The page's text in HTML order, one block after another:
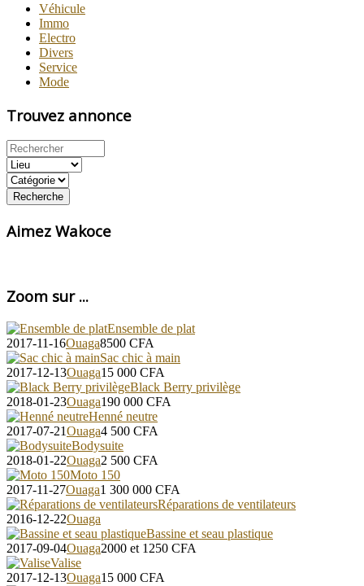
Véhicule
Immo
Electro
Divers
Service
Mode
Trouvez annonce
Recherche
Aimez Wakoce
Zoom sur ...
Ensemble de plat
2017-11-16Ouaga8500 CFA
Sac chic à main
2017-12-13Ouaga15 000 CFA
Black Berry privilège
2018-01-23Ouaga190 000 CFA
Henné neutre
2017-07-21Ouaga4 500 CFA
Bodysuite
2018-01-22Ouaga2 500 CFA
Moto 150
2017-11-27Ouaga1 300 000 CFA
Réparations de ventilateurs
2016-12-22Ouaga
Bassine et seau plastique
2017-09-04Ouaga2000 et 1250 CFA
Valise
2017-12-13Ouaga15 000 CFA